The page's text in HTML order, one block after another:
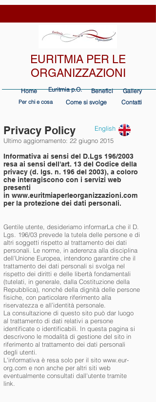
Privacy Policy
Ultimo aggiornamento: 22 giugno 2015
Informativa ai sensi del D.Lgs 196/2003
resa ai sensi dell'art. 13 del Codice della
privacy (d. lgs. n. 196 del 2003), a coloro
che interagiscono con i servizi web
presenti
in www.euritmiaperleorganizzazioni.com
per la protezione dei dati personali.
Gentile utente, desideriamo informarLa che il D.
Lgs. 196/03 prevede la tutela delle persone e di
altri soggetti rispetto al trattamento dei dati
personali. Le norme, in aderenza alla disciplina
dell’Unione Europea, intendono garantire che il
trattamento dei dati personali si svolga nel
rispetto dei diritti e delle libertà fondamentali
(tutelati, in generale, dalla Costituzione della
Repubblica), nonché della dignità delle persone
fisiche, con particolare riferimento alla
riservatezza e all’identità personale.
La consultazione di questo sito può dar luogo
al trattamento di dati relativi a persone
identificate o identificabili. In questa pagina si
descrivono le modalità di gestione del sito in
riferimento al trattamento dei dati personali
degli utenti.
L'informativa è resa solo per il sito www.eur-
org.com e non anche per altri siti web
eventualmente consultati dall'utente tramite
link.
English
EURITMIA PER LE
ORGANIZZAZIONI
Home Euritmia p.O. Benefici
Per chi e cosa Come si svolge
Gallery
Contatti